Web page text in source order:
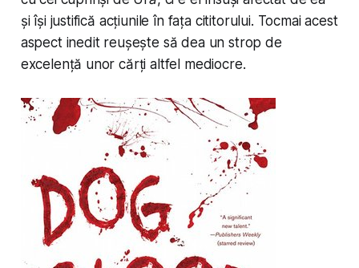
și își justifică acțiunile în fața cititorului. Tocmai acest
aspect inedit reușește să dea un strop de
excelență unor cărți altfel mediocre.